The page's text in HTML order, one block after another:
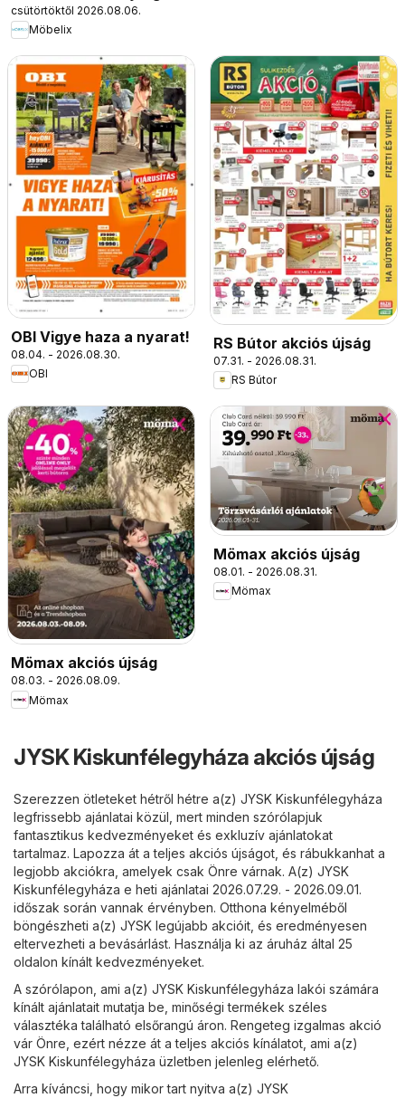
csütörtöktől 2026.08.06.
Möbelix
OBI Vigye haza a nyarat!
08.04. - 2026.08.30.
OBI
RS Bútor akciós újság
07.31. - 2026.08.31.
RS Bútor
Mömax akciós újság
08.03. - 2026.08.09.
Mömax
Mömax akciós újság
08.01. - 2026.08.31.
Mömax
JYSK Kiskunfélegyháza akciós újság
Szerezzen ötleteket hétről hétre a(z) JYSK Kiskunfélegyháza
legfrissebb ajánlatai közül, mert minden szórólapjuk
fantasztikus kedvezményeket és exkluzív ajánlatokat
tartalmaz. Lapozza át a teljes akciós újságot, és rábukkanhat a
legjobb akciókra, amelyek csak Önre várnak. A(z) JYSK
Kiskunfélegyháza e heti ajánlatai 2026.07.29. - 2026.09.01.
időszak során vannak érvényben. Otthona kényelméből
böngészheti a(z) JYSK legújabb akcióit, és eredményesen
eltervezheti a bevásárlást. Használja ki az áruház által 25
oldalon kínált kedvezményeket.
A szórólapon, ami a(z) JYSK Kiskunfélegyháza lakói számára
kínált ajánlatait mutatja be, minőségi termékek széles
választéka található elsőrangú áron. Rengeteg izgalmas akció
vár Önre, ezért nézze át a teljes akciós kínálatot, ami a(z)
JYSK Kiskunfélegyháza üzletben jelenleg elérhető.
Arra kíváncsi, hogy mikor tart nyitva a(z) JYSK